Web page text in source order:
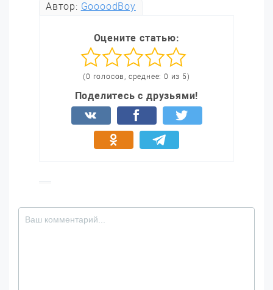
Автор: GoooodBoy
Оцените статью:
(0 голосов, среднее: 0 из 5)
Поделитесь с друзьями!